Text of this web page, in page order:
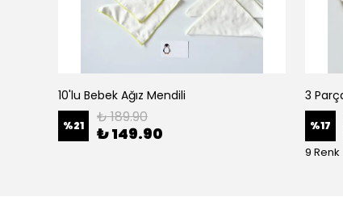
10'lu Bebek Ağız Mendili
%21 ₺ 189.90
₺ 149.90 %17
9 Renk